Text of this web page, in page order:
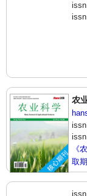
创
农
《
取
等